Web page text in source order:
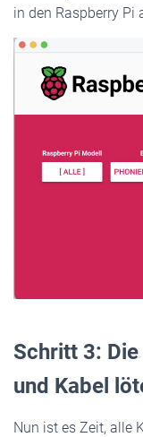
in den Raspberry Pi
Schritt 3:
und Kabel
Nun ist es Zeit, alle